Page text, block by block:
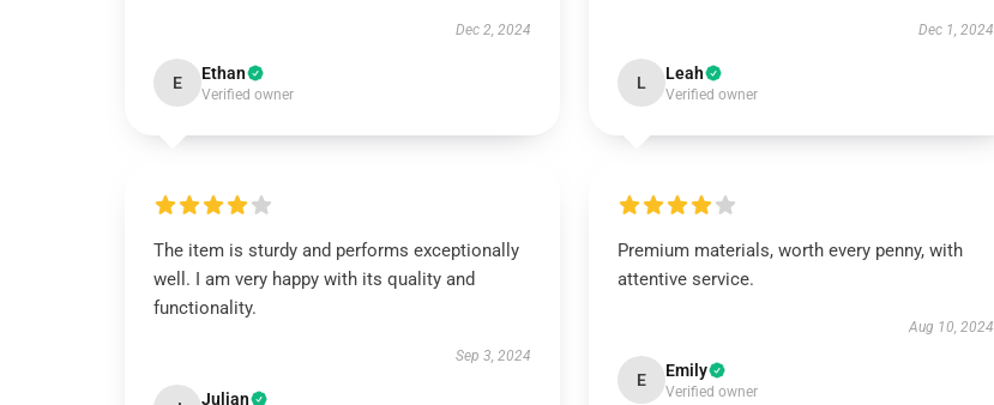
Dec 2, 2024
E Ethan
Verified owner
Dec 1, 2024
L Leah
Verified owner
The item is sturdy and performs exceptionally
well. I am very happy with its quality and
functionality.
Sep 3, 2024
Julian
Premium materials, worth every penny, with
attentive service.
Aug 10, 2024
E Emily
Verified owner